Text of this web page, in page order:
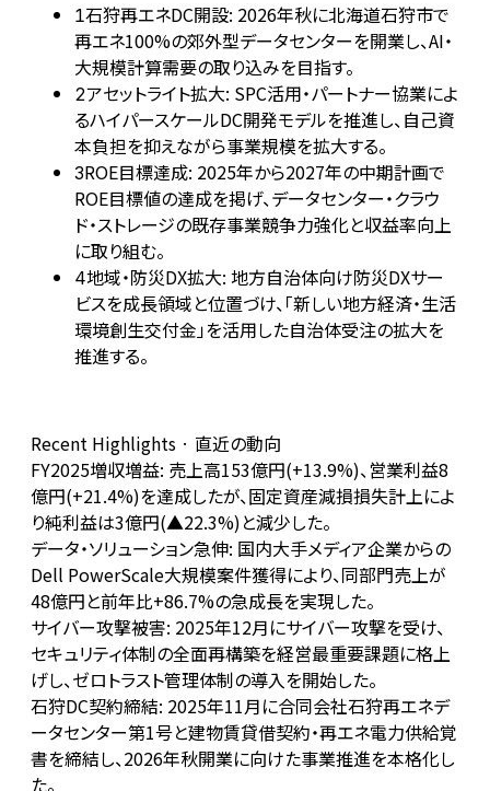
1石狩再エネDC開設: 2026年秋に北海道石狩市で
再エネ100%の郊外型データセンターを開業し、AI・
大規模計算需要の取り込みを目指す。
2アセットライト拡大: SPC活用・パートナー協業によ
るハイパースケールDC開発モデルを推進し、自己資
本負担を抑えながら事業規模を拡大する。
3ROE目標達成: 2025年から2027年の中期計画で
ROE目標値の達成を掲げ、データセンター・クラウ
ド・ストレージの既存事業競争力強化と収益率向上
に取り組む。
4地域・防災DX拡大: 地方自治体向け防災DXサー
ビスを成長領域と位置づけ、「新しい地方経済・生活
環境創生交付金」を活用した自治体受注の拡大を
推進する。
Recent Highlights · 直近の動向
FY2025増収増益: 売上高153億円(+13.9%)、営業利益8
億円(+21.4%)を達成したが、固定資産減損損失計上によ
り純利益は3億円(▲22.3%)と減少した。
データ・ソリューション急伸: 国内大手メディア企業からの
Dell PowerScale大規模案件獲得により、同部門売上が
48億円と前年比+86.7%の急成長を実現した。
サイバー攻撃被害: 2025年12月にサイバー攻撃を受け、
セキュリティ体制の全面再構築を経営最重要課題に格上
げし、ゼロトラスト管理体制の導入を開始した。
石狩DC契約締結: 2025年11月に合同会社石狩再エネデ
ータセンター第1号と建物賃貸借契約・再エネ電力供給覚
書を締結し、2026年秋開業に向けた事業推進を本格化し
た。